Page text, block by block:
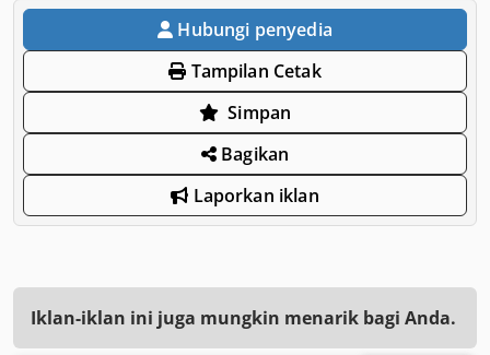
Hubungi penyedia
Tampilan Cetak
Simpan
Bagikan
Laporkan iklan
Iklan-iklan ini juga mungkin menarik bagi Anda.